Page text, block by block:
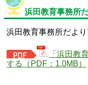
置：
浜田教育事務所
浜田教育事務所だよ
「浜田教
する（PDF：1.0MB）